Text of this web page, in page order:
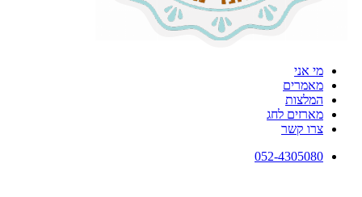
מי אני
מאמרים
המלצות
מארזים לחג
צרו קשר
052-4305080